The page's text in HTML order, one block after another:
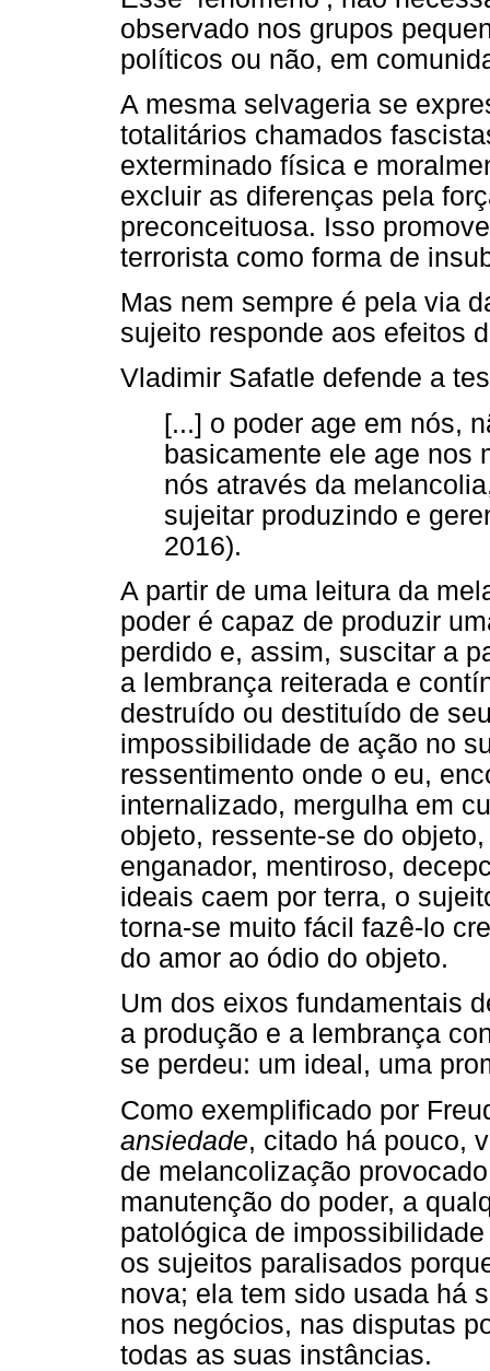
observado nos grupos
políticos ou não, em
A mesma selvageria se
totalitários chamados
exterminado física e
excluir as diferenças pela
preconceituosa. Isso
terrorista como forma de
Mas nem sempre é pela via
sujeito responde aos efeitos
Vladimir Safatle defende a
[...] o poder age em nós,
basicamente ele age nos
nós através da
sujeitar produzindo e
2016).
A partir de uma leitura da
poder é capaz de produzir
perdido e, assim, suscitar a
a lembrança reiterada e
destruído ou destituído de
impossibilidade de ação no
ressentimento onde o eu,
internalizado, mergulha em
objeto, ressente-se do
enganador, mentiroso,
ideais caem por terra, o
torna-se muito fácil fazê-lo
do amor ao ódio do objeto.
Um dos eixos fundamentais
a produção e a lembrança
se perdeu: um ideal, uma
Como exemplificado por
ansiedade, citado há pouco,
de melancolização
manutenção do poder, a
patológica de
os sujeitos paralisados
nova; ela tem sido usada há
nos negócios, nas disputas
todas as suas instâncias.